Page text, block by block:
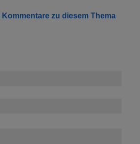
zu diesem Thema